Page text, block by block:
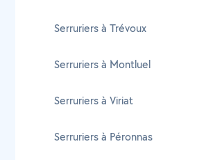
Serruriers à Trévoux
Serruriers à Montluel
Serruriers à Viriat
Serruriers à Péronnas